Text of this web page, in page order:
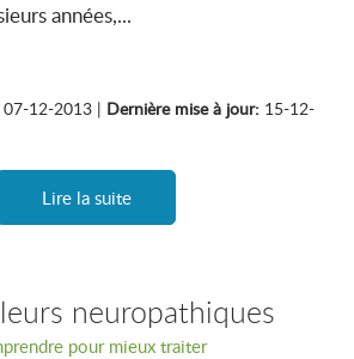
années,...
07-12-2013 | Dernière mise à jour: 15-12-
Lire la suite
neuropathiques
pour mieux traiter